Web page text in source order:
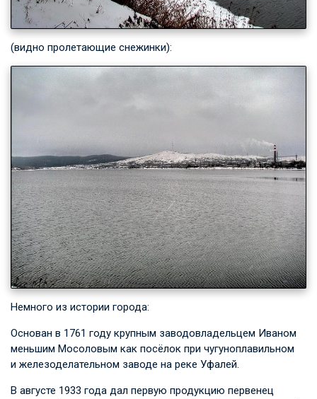
(видно пролетающие снежинки):
Немного из истории города:
Основан в 1761 году крупным заводовладельцем Иваном
меньшим Мосоловым как посёлок при чугуноплавильном
и железоделательном заводе на реке Уфалей.
В августе 1933 года дал первую продукцию первенец